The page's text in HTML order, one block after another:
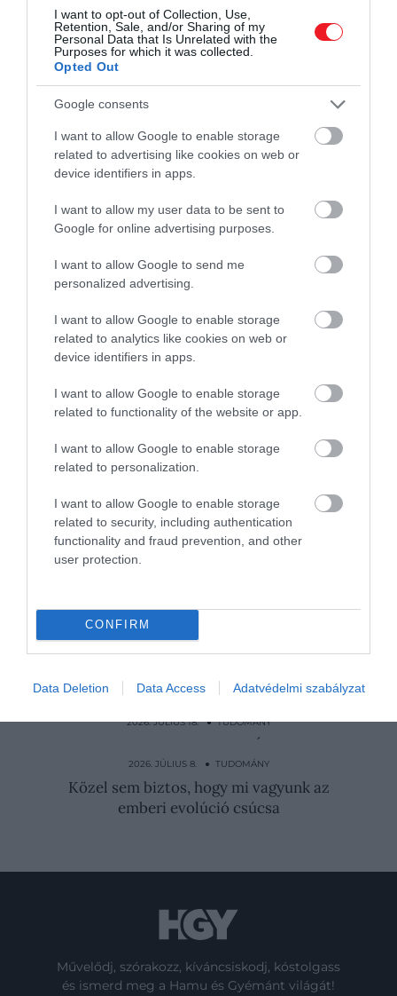
I want to opt-out of Collection, Use,
Retention, Sale, and/or Sharing of my
Personal Data that Is Unrelated with the
Purposes for which it was collected.
Opted Out
Google consents
I want to allow Google to enable storage
related to advertising like cookies on web or
device identifiers in apps.
I want to allow my user data to be sent to
Google for online advertising purposes.
I want to allow Google to send me
personalized advertising.
I want to allow Google to enable storage
related to analytics like cookies on web or
device identifiers in apps.
I want to allow Google to enable storage
related to functionality of the website or app.
I want to allow Google to enable storage
related to personalization.
I want to allow Google to enable storage
related to security, including authentication
functionality and fraud prevention, and other
user protection.
CONFIRM
Data Deletion Data Access Adatvédelmi szabályzat
vizsgálatok kimutatták, hogy már jóval a többsejtű
élet kialakulása előtt is léteztek, és olyan egysejtű
folyamatokban játszottak fontos szerepet,
amelyeket később az összetett szervezetek
számára újrahasznosítottak.
Olvasd el ezt is!Meglepő módszerrel
A kísérlet során a csapat az átprogramozott sejteket
fejlődő egérembriókba fecskendeztek. Az így
létrejött kimérikus egerek fizikai jellemzőket
mutattak mind a donor embrióktól, mind a
beültetett őssejtektől, például fekete szőrcsomókat
ostorosokból származó Sox-gén zökkenőmentesen
integrálódott egy komplex állat fejlődésébe.
A kutatás tehát rávilágít arra, hogy az evolúció
és teszi őket az innováció sokoldalú
mozgatórugóivá. Ez az alkalmazkodóképesség
kiemeli, hogy az egysejtű szervezetekben zajló
folyamatok hogyan alapozták meg az összetett
Illusztráció
2026. JÚLIUS 18. ● TUDOMÁNY
Ki kell húzni vagy maradhat? Így döntenek
a bölcsességfogról
2026. JÚLIUS 8. ● TUDOMÁNY
Közel sem biztos, hogy mi vagyunk az
emberi evolúció csúcsa
Művelődj, szórakozz, kíváncsiskodj, kóstolgass
és ismerd meg a Hamu és Gyémánt világát!